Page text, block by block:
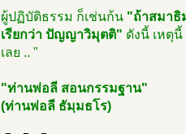
ผู้ปฏิบัติธรรม ก็เช่นก้น "ถ้าสมาธิ
เรียกว่า ปัญญาวิมุตติ" ดังนี้ เหตุ
เลย .. "
"ท่านพ่อลี สอนกรรมฐาน"
(ท่านพ่อลี ธัมฺมธโร)